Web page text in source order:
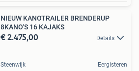
NIEUW KANOTRAILER BRENDERUP
8KANO'S 16 KAJAKS
€ 2.475,00 Details
Steenwijk Eergisteren